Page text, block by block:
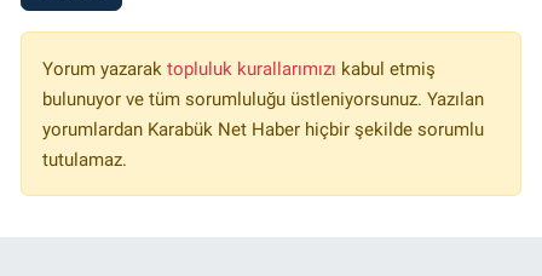
Yorum yazarak topluluk kurallarımızı kabul etmiş
bulunuyor ve tüm sorumluluğu üstleniyorsunuz. Yazılan
yorumlardan Karabük Net Haber hiçbir şekilde sorumlu
tutulamaz.